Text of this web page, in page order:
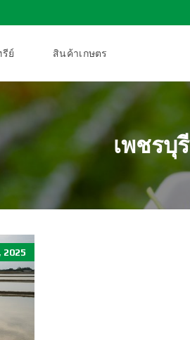
ย์ สินค้าเกษตร
เพชรบุรี
2025